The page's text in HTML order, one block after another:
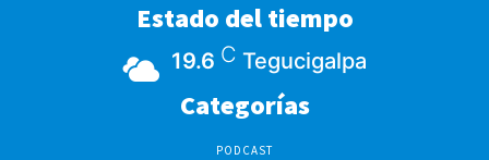
Estado del tiempo
19.6 C Tegucigalpa
Categorías
PODCAST